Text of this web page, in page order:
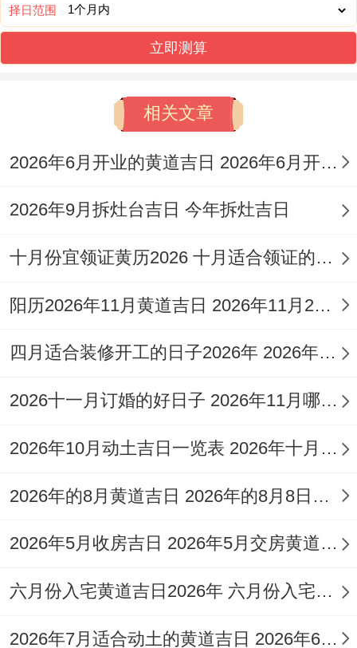
运.特别是辰时太阳初升，阳气渐旺，能冲淡
本命年的晦气！若选午时记得再柜台放个陶
有个开火锅店的朋友就吃过亏，去年本命年
选了酉时开业，搞得连续三个月客流量上不
四、开业仪式必备元素
我跟你讲；色元素不能少，但别整个店面红
红绒布最合适.供品建议选羊形糕点。供桌摆
再东南角！有个做文创的老板再2021年开业
内分店开了五家，这招属羊的朋友可以借
鉴...
全归位。另外注意别选与自己生辰八字相冲
的日子，就像属羊的假定八字忌水,就要避开
个忌讳 -结果开业当天设备集体故障；后来
择日范围
立即测算
相关文章
2026年6月开业的黄道吉日 2026年6月开业黄道吉日查询
2026年9月拆灶台吉日 今年拆灶吉日
十月份宜领证黄历2026 十月适合领证的好日子2026年
阳历2026年11月黄道吉日 2026年11月26日阳历黄道吉日
四月适合装修开工的日子2026年 2026年四月份适合装修开工的黄道吉日
2026十一月订婚的好日子 2026年11月哪天订婚好
2026年10月动土吉日一览表 2026年十月六日能动土吗
2026年的8月黄道吉日 2026年的8月8日是星期几
2026年5月收房吉日 2026年5月交房黄道吉日
六月份入宅黄道吉日2026年 六月份入宅黄道吉日查询
2026年7月适合动土的黄道吉日 2026年6月动土的黄道吉日